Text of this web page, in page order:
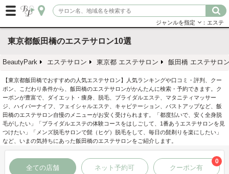
ジャンルを指定 ：エステ
東京都飯田橋のエステサロン10選
BeautyPark エステサロン 東京都 エステサロン 飯田橋 エステサロ
【東京都飯田橋でおすすめの人気エステサロン】人気ランキングや口コミ・評判、クー
ポン、こだわり条件から、飯田橋のエステサロンがかんたんに検索・予約できます。ク
ーポンが豊富で、ダイエット・痩身、脱毛、ブライダルエステ、マタニティマッサー
ジ、ハイパーナイフ、フェイシャルエステ、キャビテーション、バストアップなど、飯
田橋のエステサロン自慢のメニューがお安く受けられます。「都度払いで、安く全身脱
毛がしたい」「ブライダルエステの体験コースをはしごして、1番あうエステサロンを見
つけたい」「メンズ脱毛サロンで髭（ヒゲ）脱毛をして、毎日の髭剃りを楽にしたい」
など、いまの気持ちにあった飯田橋のエステサロンをご紹介します。
全ての店舗 ネット予約可 クーポン有
0